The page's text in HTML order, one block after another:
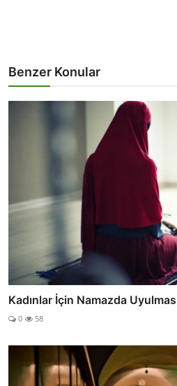
Benzer Konular
Kadınlar İçin Namazda
0 58